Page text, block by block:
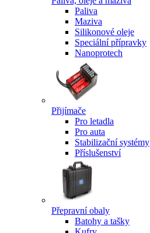
Paliva
Maziva
Silikonové oleje
Speciální přípravky
Nanoprotech
Přijímače
Pro letadla
Pro auta
Stabilizační systémy
Příslušenství
Přepravní obaly
Batohy a tašky